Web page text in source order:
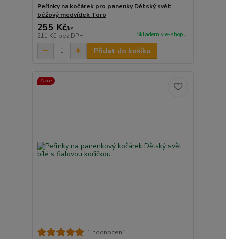
Peřinky na kočárek pro panenky Dětský svět
béžový medvídek Toro
255 Kč/ks
211 Kč bez DPH Skladem v e-shopu
Přidat do košíku
Akce
1 hodnocení